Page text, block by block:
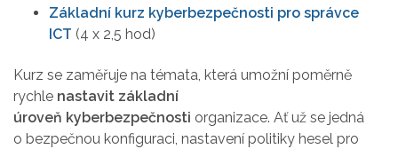
Základní kurz kyberbezpečnosti pro správce
ICT (4 x 2,5 hod)
Kurz se zaměřuje na témata, která umožní poměrně
rychle nastavit základní
úroveň kyberbezpečnosti organizace. Ať už se jedná
o bezpečnou konfiguraci, nastavení politiky hesel pro